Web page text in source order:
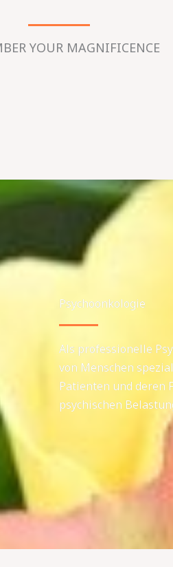
YOUR MAGNIFICENCE
Psychoonkologie
Als professionelle
von Menschen
Patienten und deren
psychischen